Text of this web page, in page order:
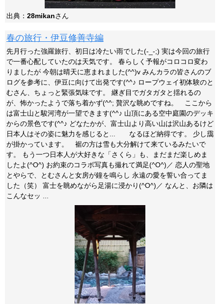
出典： 28mikanさん
春の旅行・伊豆修善寺編
先月行った強羅旅行、初日は冷たい雨でした(-_-;) 実は今回の旅行
で一番心配していたのは天気です。 春らしく予報がコロコロ変わ
りましたが 今朝は晴天に恵まれました(^^)v みんカラの皆さんのブ
ログを参考に、伊豆に向けて出発です(^^♪ ロープウェイ初体験のと
むさん、ちょっと緊張気味です。 継ぎ目でガタガタと揺れるの
が、怖かったようで落ち着かず(^^; 贅沢な眺めですね。 ここから
は富士山と駿河湾が一望できます(^^♪ 山頂にある空中庭園のデッキ
からの景色です(^^♪ どなたかが、富士山より高い山は沢山あるけど
日本人はその姿に魅力を感じると... なるほど納得です。 少し靄
が掛かっています。 裾の方は雪も大分解けて来ているみたいで
す。 もう一つ日本人が大好きな「さくら」も、まだまだ楽しめま
したよ(^O^) お約束のコラボ写真も撮れて満足(^O^)／ 恋人の聖地
とやらで、とむさんと女房が鐘を鳴らし 永遠の愛を誓い合ってま
した（笑） 富士を眺めながら足湯に浸かり(^O^)／ なんと、お隣は
こんなセッ ...